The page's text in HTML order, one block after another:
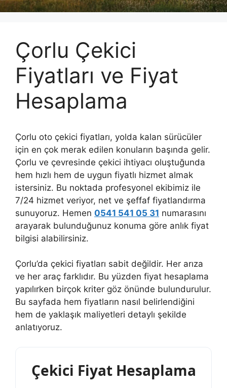
Çorlu Çekici
Fiyatları ve Fiyat
Hesaplama
Çorlu oto çekici fiyatları, yolda kalan sürücüler
için en çok merak edilen konuların başında gelir.
Çorlu ve çevresinde çekici ihtiyacı oluştuğunda
hem hızlı hem de uygun fiyatlı hizmet almak
istersiniz. Bu noktada profesyonel ekibimiz ile
7/24 hizmet veriyor, net ve şeffaf fiyatlandırma
sunuyoruz. Hemen 0541 541 05 31 numarasını
arayarak bulunduğunuz konuma göre anlık fiyat
bilgisi alabilirsiniz.
Çorlu’da çekici fiyatları sabit değildir. Her arıza
ve her araç farklıdır. Bu yüzden fiyat hesaplama
yapılırken birçok kriter göz önünde bulundurulur.
Bu sayfada hem fiyatların nasıl belirlendiğini
hem de yaklaşık maliyetleri detaylı şekilde
anlatıyoruz.
Çekici Fiyat Hesaplama